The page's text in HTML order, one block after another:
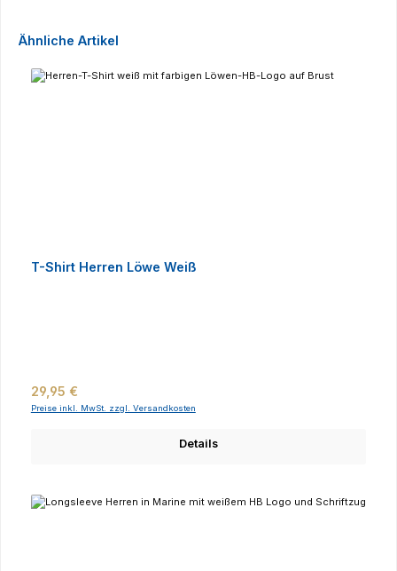
Produktgalerie überspringen
Ähnliche Artikel
T-Shirt Herren Löwe Weiß
Regulärer Preis:
29,95 €
Preise inkl. MwSt. zzgl. Versandkosten
Details